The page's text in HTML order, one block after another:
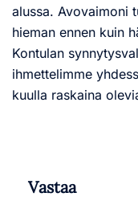
alussa. Avovaimoni
hieman ennen kuin
Kontulan
ihmettelimme
kuulla raskaina
Vastaa